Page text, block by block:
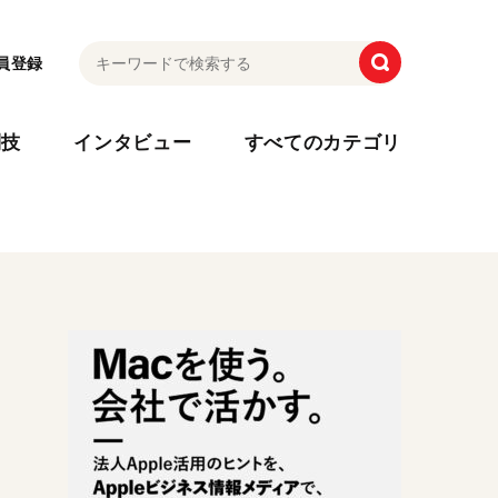
登録
インタビュー すべてのカテゴリ